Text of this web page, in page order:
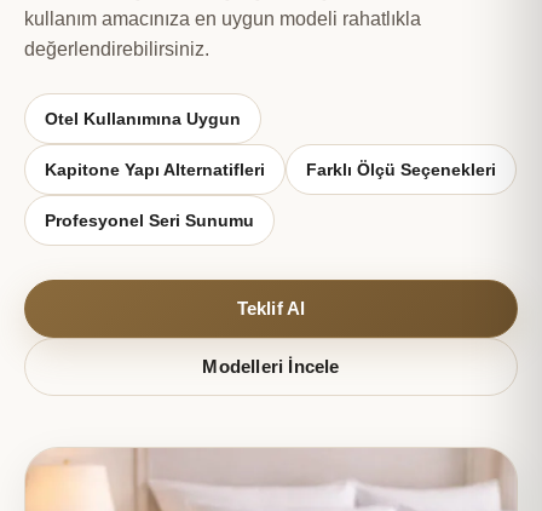
kullanım amacınıza en uygun modeli rahatlıkla
değerlendirebilirsiniz.
Otel Kullanımına Uygun
Kapitone Yapı Alternatifleri Farklı Ölçü Seçenekleri
Profesyonel Seri Sunumu
Teklif Al
Modelleri İncele